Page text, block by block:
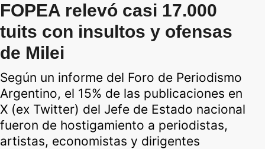
FOPEA relevó casi 17.000
tuits con insultos y ofensas
de Milei
Según un informe del Foro de Periodismo
Argentino, el 15% de las publicaciones en
X (ex Twitter) del Jefe de Estado nacional
fueron de hostigamiento a periodistas,
artistas, economistas y dirigentes